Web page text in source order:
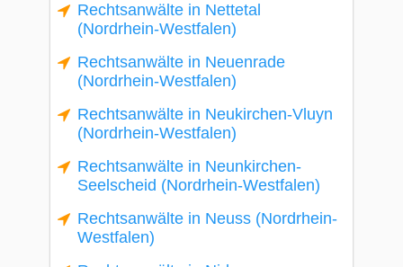
Rechtsanwälte in Nettetal
(Nordrhein-Westfalen)
Rechtsanwälte in Neuenrade
(Nordrhein-Westfalen)
Rechtsanwälte in Neukirchen-Vluyn
(Nordrhein-Westfalen)
Rechtsanwälte in Neunkirchen-
Seelscheid (Nordrhein-Westfalen)
Rechtsanwälte in Neuss (Nordrhein-
Westfalen)